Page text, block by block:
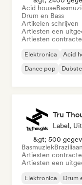
Acid house
Drum en Bass
Artikelen schrijven
Artiesten een
Artiesten
Elektronica Acid
Dance pop
Tru
Label,
&gt; 500
Basmuziek
Artiesten
Artiesten een
Elektronica Drum